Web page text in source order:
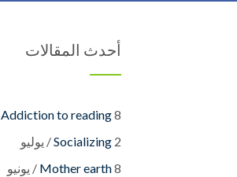
أحدث المقالات
Addiction to reading8 / يوليو
Socializing 2 / يوليو
Mother earth8 / يونيو